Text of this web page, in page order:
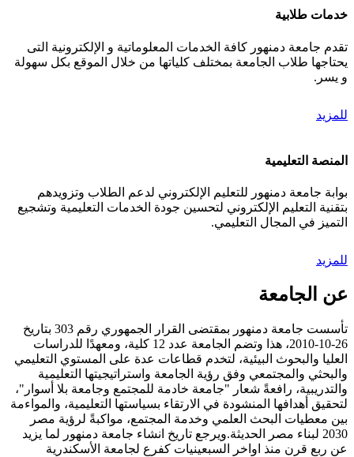
خدمات طلابية
تقدم جامعة دمنهور كافة الخدمات المعلوماتية و الإلكترونية التى
يحتاجها طلاب الجامعة بمختلف كلياتها من خلال الموقع بكل سهولة
و يسر.
للمزيد
المنصة التعليمية
بوابة جامعة دمنهور للتعليم الإلكتروني لدعم الطلاب وتزويدهم
بتقنية التعليم الإلكتروني لتحسين جودة الخدمات التعليمية وتشجيع
التميز في المجال التعليمي.
للمزيد
عن الجامعة
تأسست جامعة دمنهور بمقتضى القرار الجمهوري رقم 303 بتاريخ
26-10-2010، هذا وتضم الجامعة عدد 12 كلية، ومعهدًا للدراسات
العليا والبحوث البيئية، لتخدم قطاعات عدة على المستوي التعليمي
والبحثي والمجتمعي وفق رؤية الجامعة واستراتيجيتها التعليمية
والتدريبية، رافعةً شعار "جامعة خادمة للمجتمع وجامعة بلا أسوار"،
لتحقيق أهدافها المنشودة في الارتقاء بسياستها التعليمية، والمواءمة
بين معطيات البحث العلمي وخدمة المجتمع، مواكبةً لرؤية مصر
2030 لبناء مصر الحديثة.ويرجع تاريخ انشاء جامعة دمنهور لما يزيد
عن ربع قرن منذ اواخر السبعينيات كفرع لجامعة الأسكندرية